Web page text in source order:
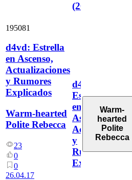
(2026)
195081
d4vd: Estrella
en Ascenso,
Actualizaciones
y Rumores
Explicados
Warm-hearted
Polite Rebecca
23
0
0
26.04.17
d4vd:
Estrella
en
Ascenso,
Actualizaciones
y
Rumores
Explicados
Warm-
hearted
Polite
Rebecca